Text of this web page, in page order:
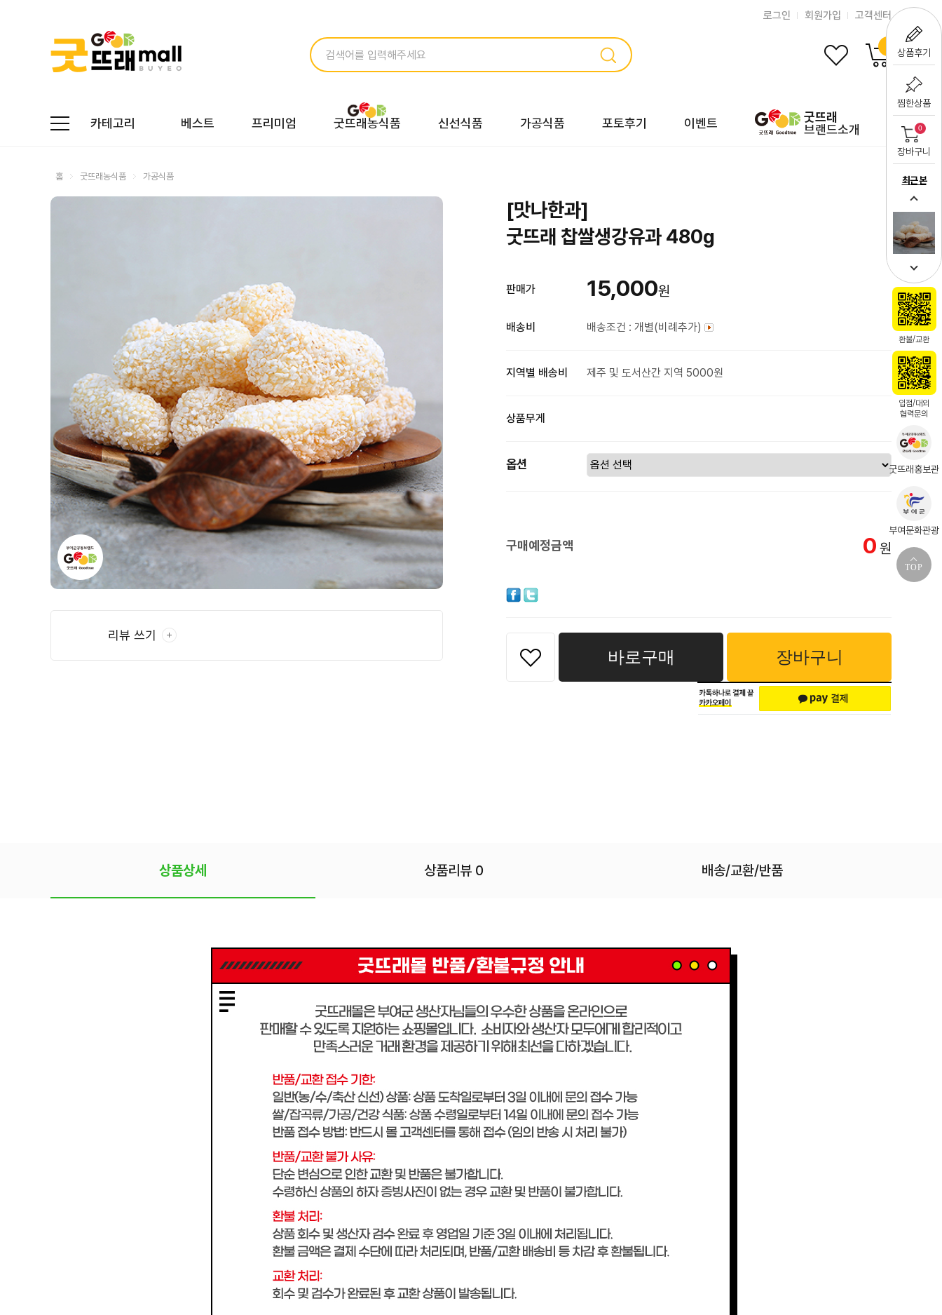
상품후기
찜한상품
0
장바구니
최근 본
환불/교환
입점/대외
협력문의
굿뜨래홍보관
부여문화관광
TOP
로그인 회원가입 고객센터
카테고리 베스트 프리미엄 굿뜨래농식품 신선식품 가공식품 포토후기 이벤트
굿뜨래
브랜드소개
홈 굿뜨래농식품 가공식품
리뷰 쓰기
[맛나한과]
굿뜨래 찹쌀생강유과 480g
판매가 15,000원
배송비 배송조건 : 개별(비례추가)
지역별 배송비 제주 및 도서산간 지역 5000원
상품무게
옵션
구매예정금액 0 원
바로구매 장바구니
상품상세 상품리뷰 0 배송/교환/반품